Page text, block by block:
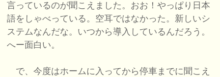
言っているのが聞こえました。おお！やっぱり日本
語をしゃべっている。空耳ではなかった。新しいシ
ステムなんだな。いつから導入しているんだろう。
へー面白い。
で、今度はホームに入ってから停車までに聞こえ